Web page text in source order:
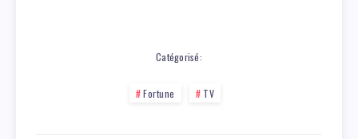
Catégorisé:
Fortune TV